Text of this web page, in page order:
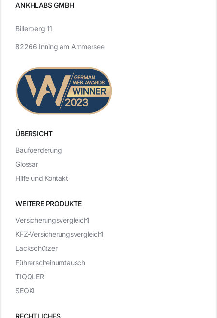
ANKHLABS GMBH
ÜBERSICHT
WEITERE PRODUKTE
Versicherungsvergleich1
KFZ-Versicherungsvergleich1
Lackschützer
Führerscheinumtausch
TIQQLER
SEOKI
RECHTLICHES
Billerberg 11
82266 Inning am Ammersee
Baufoerderung
Glossar
Hilfe und Kontakt